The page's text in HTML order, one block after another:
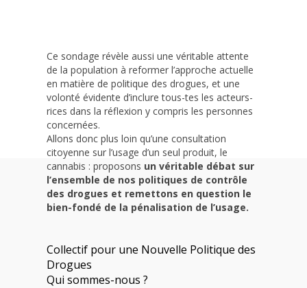
Ce sondage révèle aussi une véritable attente
de la population à reformer l’approche actuelle
en matière de politique des drogues, et une
volonté évidente d’inclure tous-tes les acteurs-
rices dans la réflexion y compris les personnes
concernées.
Allons donc plus loin qu’une consultation
citoyenne sur l’usage d’un seul produit, le
cannabis : proposons un véritable débat sur
l’ensemble de nos politiques de contrôle
des drogues et remettons en question le
bien-fondé de la pénalisation de l’usage.
Collectif pour une Nouvelle Politique des
Drogues
Qui sommes-nous ?